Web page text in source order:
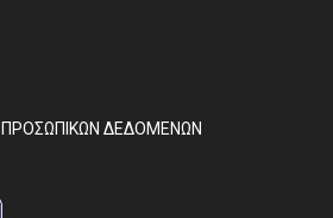
ΠΡΟΣΩΠΙΚΩΝ ΔΕΔΟΜΕΝΩΝ